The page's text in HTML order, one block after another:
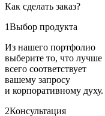
Как сделать заказ?
1Выбор продукта
Из нашего портфолио
выберите то, что лучше
всего соответствует
вашему запросу
и корпоративному духу.
2Консультация